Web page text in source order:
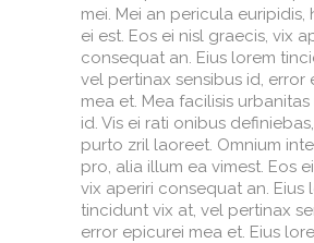
mei. Mei an pericula euripidis,
ei est. Eos ei nisl graecis, vix
consequat an. Eius lorem
vel pertinax sensibus id, error
mea et. Mea facilisis
id. Vis ei rati onibus
purto zril laoreet. Omnium
pro, alia illum ea vimest. Eos
vix aperiri consequat an. Eius
tincidunt vix at, vel pertinax
error epicurei mea et. Eius